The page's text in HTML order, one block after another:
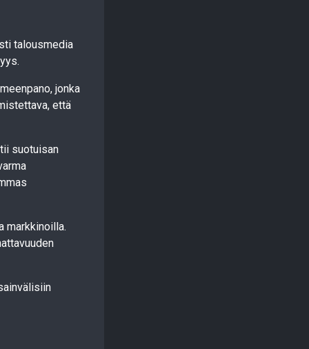
talousmedia
jonka
että
suotuisan
markkinoilla.